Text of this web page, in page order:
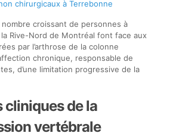
chirurgicaux à Terrebonne
croissant de personnes à
Rive-Nord de Montréal font face aux
par l’arthrose de la colonne
chronique, responsable de
d’une limitation progressive de la
cliniques de la
vertébrale